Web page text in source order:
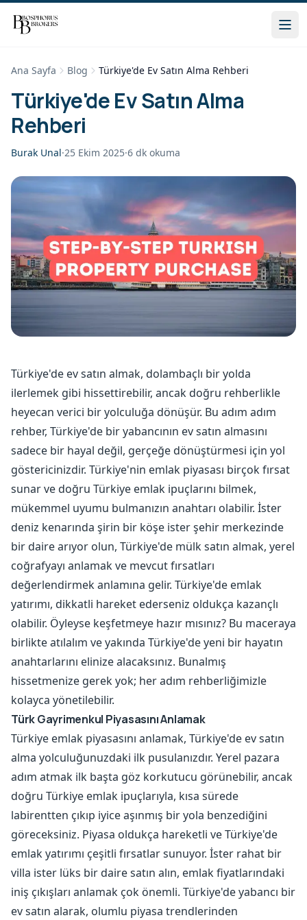
Ana Sayfa Blog Türkiye'de Ev Satın Alma Rehberi
Türkiye'de Ev Satın Alma
Rehberi
Burak Unal·25 Ekim 2025·6 dk okuma
Türkiye'de ev satın almak, dolambaçlı bir yolda
ilerlemek gibi hissettirebilir, ancak doğru rehberlikle
heyecan verici bir yolculuğa dönüşür. Bu adım adım
rehber, Türkiye'de bir yabancının ev satın almasını
sadece bir hayal değil, gerçeğe dönüştürmesi için yol
göstericinizdir. Türkiye'nin emlak piyasası birçok fırsat
sunar ve doğru Türkiye emlak ipuçlarını bilmek,
mükemmel uyumu bulmanızın anahtarı olabilir. İster
deniz kenarında şirin bir köşe ister şehir merkezinde
bir daire arıyor olun, Türkiye'de mülk satın almak, yerel
coğrafyayı anlamak ve mevcut fırsatları
değerlendirmek anlamına gelir. Türkiye'de emlak
yatırımı, dikkatli hareket ederseniz oldukça kazançlı
olabilir. Öyleyse keşfetmeye hazır mısınız? Bu maceraya
birlikte atılalım ve yakında Türkiye'de yeni bir hayatın
anahtarlarını elinize alacaksınız. Bunalmış
hissetmenize gerek yok; her adım rehberliğimizle
kolayca yönetilebilir.
Türk Gayrimenkul Piyasasını Anlamak
Türkiye emlak piyasasını anlamak, Türkiye'de ev satın
alma yolculuğunuzdaki ilk pusulanızdır. Yerel pazara
adım atmak ilk başta göz korkutucu görünebilir, ancak
doğru Türkiye emlak ipuçlarıyla, kısa sürede
labirentten çıkıp iyice aşınmış bir yola benzediğini
göreceksiniz. Piyasa oldukça hareketli ve Türkiye'de
emlak yatırımı çeşitli fırsatlar sunuyor. İster rahat bir
villa ister lüks bir daire satın alın, emlak fiyatlarındaki
iniş çıkışları anlamak çok önemli. Türkiye'de yabancı bir
ev satın alarak, olumlu piyasa trendlerinden